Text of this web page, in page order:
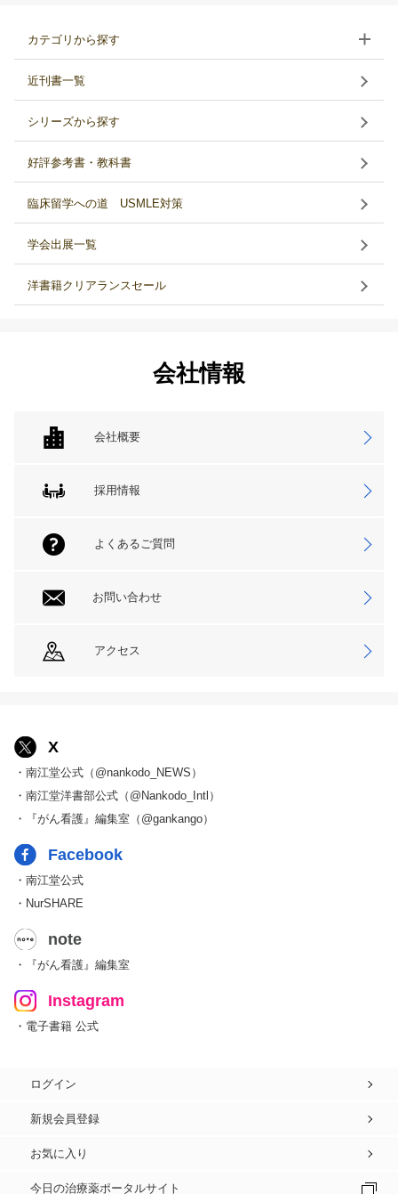
カテゴリから探す
近刊書一覧
シリーズから探す
好評参考書・教科書
臨床留学への道 USMLE対策
学会出展一覧
洋書籍クリアランスセール
会社情報
会社概要
採用情報
よくあるご質問
お問い合わせ
アクセス
X
・南江堂公式（@nankodo_NEWS）
・南江堂洋書部公式（@Nankodo_Intl）
・『がん看護』編集室（@gankango）
Facebook
・南江堂公式
・NurSHARE
note
・『がん看護』編集室
Instagram
・電子書籍 公式
ログイン
新規会員登録
お気に入り
今日の治療薬ポータルサイト